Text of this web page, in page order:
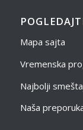
Mapa sajta
Vremenska
Najbolji
Naša